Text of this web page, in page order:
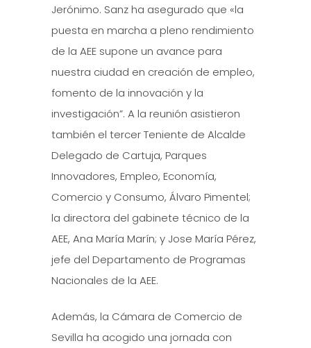
Jerónimo. Sanz ha asegurado que «la
puesta en marcha a pleno rendimiento
de la AEE supone un avance para
nuestra ciudad en creación de empleo,
fomento de la innovación y la
investigación”. A la reunión asistieron
también el tercer Teniente de Alcalde
Delegado de Cartuja, Parques
Innovadores, Empleo, Economía,
Comercio y Consumo, Álvaro Pimentel;
la directora del gabinete técnico de la
AEE, Ana María Marín; y Jose María Pérez,
jefe del Departamento de Programas
Nacionales de la AEE.
Además, la Cámara de Comercio de
Sevilla ha acogido una jornada con